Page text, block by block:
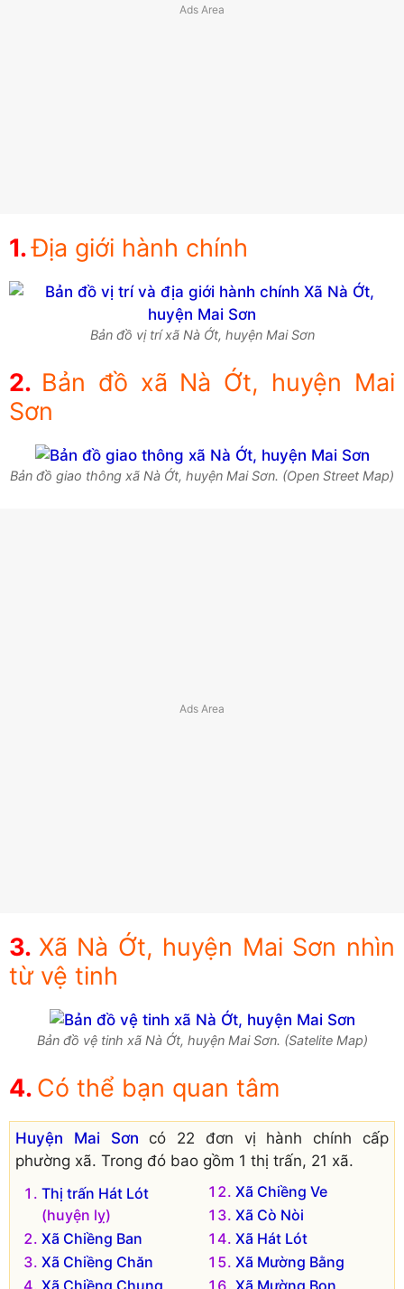
Địa giới hành chính
Bản đồ vị trí xã Nà Ớt, huyện Mai Sơn
Bản đồ xã Nà Ớt, huyện Mai
Sơn
Bản đồ giao thông xã Nà Ớt, huyện Mai Sơn. (Open Street Map)
Xã Nà Ớt, huyện Mai Sơn nhìn
từ vệ tinh
Bản đồ vệ tinh xã Nà Ớt, huyện Mai Sơn. (Satelite Map)
Có thể bạn quan tâm
Huyện Mai Sơn có 22 đơn vị hành chính cấp
phường xã. Trong đó bao gồm 1 thị trấn, 21 xã.
Thị trấn Hát Lót
(huyện lỵ)
Xã Chiềng Ban
Xã Chiềng Chăn
Xã Chiềng Chung
Xã Chiềng Ve
Xã Cò Nòi
Xã Hát Lót
Xã Mường Bằng
Xã Mường Bon